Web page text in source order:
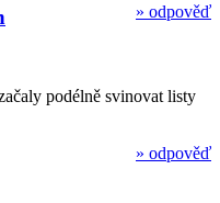
» odpověď
podélně svinovat listy
» odpověď